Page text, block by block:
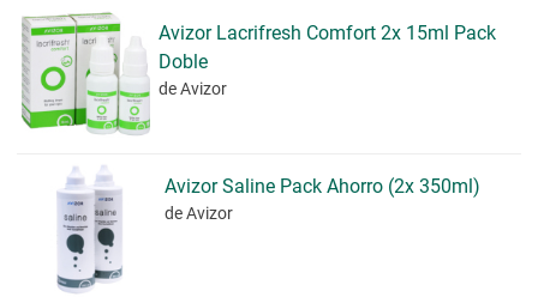
Avizor Lacrifresh Comfort 2x 15ml Pack
Doble
de Avizor
Avizor Saline Pack Ahorro (2x 350ml)
de Avizor